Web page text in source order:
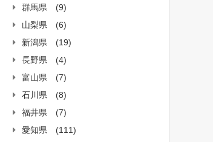
群馬県
(9)
山梨県
(6)
新潟県
(19)
長野県
(4)
富山県
(7)
石川県
(8)
福井県
(7)
愛知県
(111)